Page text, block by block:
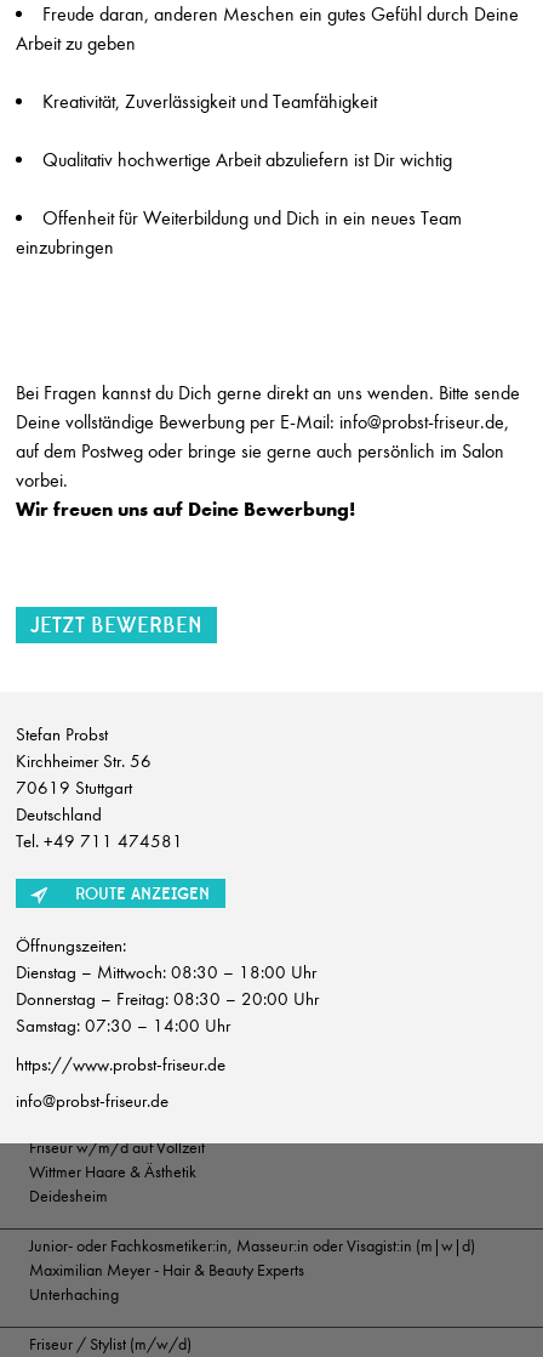
Stuttgart
Die Friseure - Breuninger
Stuttgart
Friseur (m/w/d) Breuninger Ludwigsburg
Stuttgart
Ausbildung Friseur (m/w/d) Breuninger Sindelfingen
Die Friseure - Breuninger
Stuttgart
Friseur*in
HILJEGERDES - Friseur-Kosmetik-Make-up
Berlin
Berlin
Ausbildung Friseur (m/w/d) mit Zusatzqualifikation Hair & Beauty Artist
HLaden Stephan Sundermann
Friseurmeister w/m/d auf Teilzeit
Wittmer Haare & Ästhetik
Deidesheim
Friseurmeister w/m/d auf Vollzeit
Wittmer Haare & Ästhetik
Deidesheim
Wittmer Haare & Ästhetik
Deidesheim
Friseur w/m/d auf Vollzeit
Wittmer Haare & Ästhetik
Deidesheim
Junior- oder Fachkosmetiker:in, Masseur:in oder Visagist:in (m|w|d)
Maximilian Meyer - Hair & Beauty Experts
Unterhaching
Friseur / Stylist (m/w/d)
Freude daran, anderen Meschen ein gutes Gefühl durch Deine
Arbeit zu geben
Kreativität, Zuverlässigkeit und Teamfähigkeit
Qualitativ hochwertige Arbeit abzuliefern ist Dir wichtig
Offenheit für Weiterbildung und Dich in ein neues Team
einzubringen
Bei Fragen kannst du Dich gerne direkt an uns wenden. Bitte sende
Deine vollständige Bewerbung per E-Mail: info@probst-friseur.de,
auf dem Postweg oder bringe sie gerne auch persönlich im Salon
vorbei.
Wir freuen uns auf Deine Bewerbung!
Stefan Probst
Kirchheimer Str. 56
70619 Stuttgart
Deutschland
Tel. +49 711 474581
ROUTE ANZEIGEN
Öffnungszeiten:
Dienstag – Mittwoch: 08:30 – 18:00 Uhr
Donnerstag – Freitag: 08:30 – 20:00 Uhr
Samstag: 07:30 – 14:00 Uhr
https://www.probst-friseur.de
info@probst-friseur.de